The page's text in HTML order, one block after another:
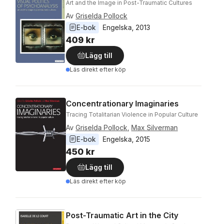
Art and the Image in Post-Traumatic Cultures
Av Griselda Pollock
E-bok
Engelska 2013
409 kr
Lägg till
Läs direkt efter köp
Concentrationary Imaginaries
Tracing Totalitarian Violence in Popular Culture
Av Griselda Pollock Max Silverman
E-bok
Engelska 2015
450 kr
Lägg till
Läs direkt efter köp
Post-Traumatic Art in the City